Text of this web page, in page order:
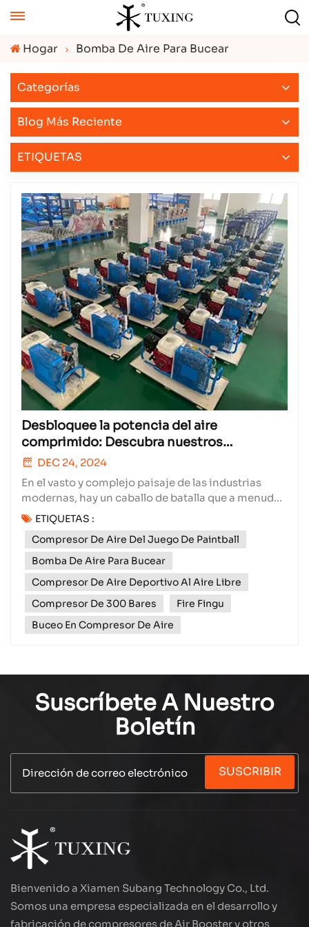
Hogar Bomba De Aire Para Bucear
Categorías
Blog Más Reciente
ETIQUETAS
Desbloquee la potencia del aire
comprimido: Descubra nuestros
compresores de aire superior - muesca
DEC 24, 2024
En el vasto y complejo paisaje de las industrias
modernas, hay un caballo de batalla que a menudo
opera detrás de escena, pero su impacto se siente
en todos los aspectos de la producción: el
compresor de aire. A pesar de ser un héroe no
reconocido, los compresores de aire son el alma de
innumerables...
ETIQUETAS :
Compresor De Aire Del Juego De Paintball
Bomba De Aire Para Bucear
Compresor De Aire Deportivo Al Aire Libre
Compresor De 300 Bares
Fire Fingu
Buceo En Compresor De Aire
Suscríbete A Nuestro
Boletín
SUSCRIBIR
Bienvenido a Xiamen Subang Technology Co., Ltd.
Somos una empresa especializada en el desarrollo y
fabricación de compresores de Air Booster y otros